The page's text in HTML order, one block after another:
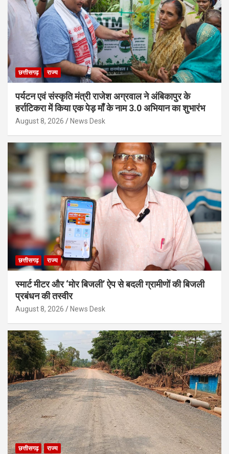
छत्तीसगढ़ राज्य
पर्यटन एवं संस्कृति मंत्री राजेश अग्रवाल ने अंबिकापुर के
हर्राटिकरा में किया एक पेड़ माँ के नाम 3.0 अभियान का शुभारंभ
August 8, 2026 News Desk
छत्तीसगढ़ राज्य
स्मार्ट मीटर और ‘मोर बिजली’ ऐप से बदली ग्रामीणों की बिजली
प्रबंधन की तस्वीर
August 8, 2026 News Desk
छत्तीसगढ़ राज्य